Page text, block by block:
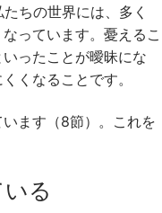
ちの世界には、多く
っています。憂えるこ
ったことが曖昧にな
くなることです。
ます（8節）。これを
る